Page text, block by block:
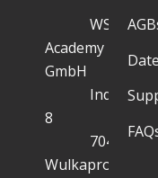
WS
Academy
GmbH
8
7041